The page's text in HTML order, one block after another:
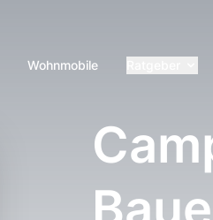
Wohnmobile